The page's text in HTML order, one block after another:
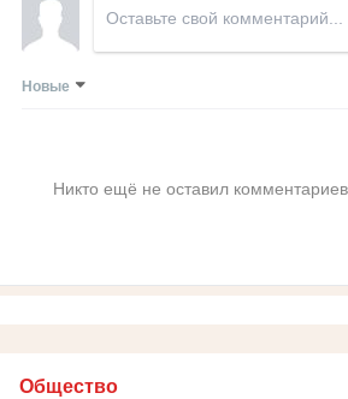
Новые
Никто ещё не оставил
Общество